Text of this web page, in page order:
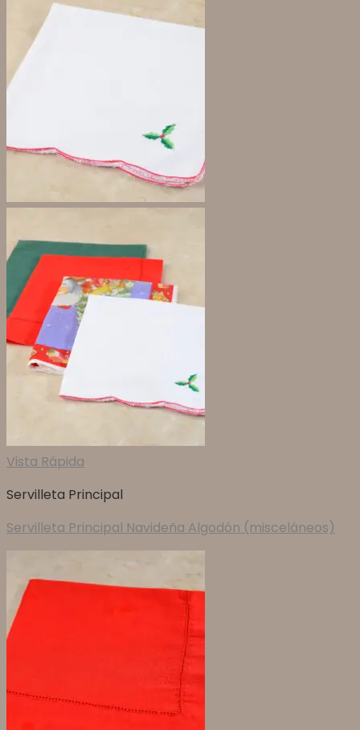
Vista Rápida
Servilleta Principal
Servilleta Principal Navideña Algodón (misceláneos)